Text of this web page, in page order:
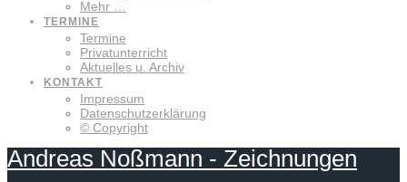
Mehr …
TERMINE
Termine
Privatunterricht
Aktuelles u. Archiv
KONTAKT
Impressum
Datenschutzerklärung
© Copyright
Andreas Noßmann - Zeichnungen